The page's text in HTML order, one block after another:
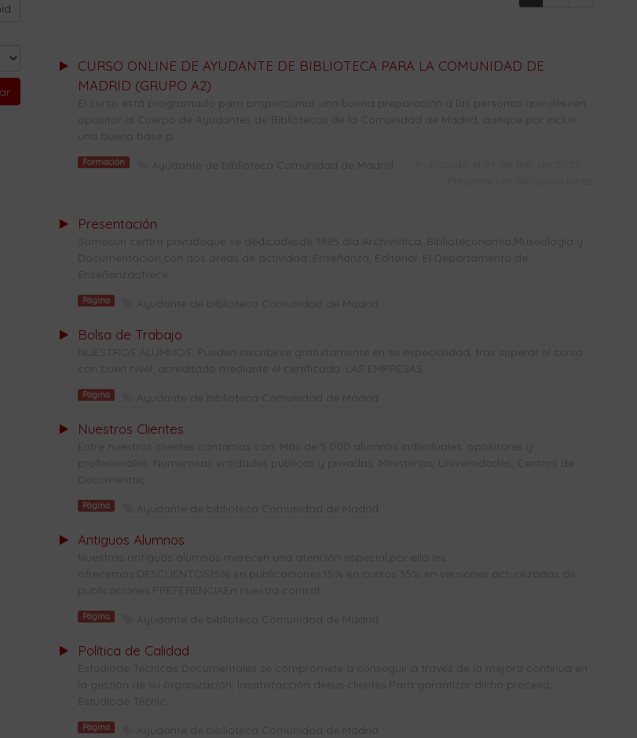
CURSO ONLINE DE AYUDANTE DE BIBLIOTECA PARA LA COMUNIDAD DE
MADRID (GRUPO A2)
El curso está programado para proporcionar una buena preparación a las personas que deseen
opositar al Cuerpo de Ayudantes de Bibliotecas de la Comunidad de Madrid, aunque por incluir
una buena base p...
Formación Ayudante de biblioteca Comunidad de Madrid
Presentación
Somosun centro privadoque se dedicadesde 1985 ala Archivística, Biblioteconomía,Museología y
Documentación,con dos áreas de actividad: Enseñanza, Editorial. El Departamento de
Enseñanzaofrece ...
Página Ayudante de biblioteca Comunidad de Madrid
Bolsa de Trabajo
NUESTROS ALUMNOS: Pueden inscribirse gratuitamente en su especialidad, tras superar el curso
con buen nivel, acreditado mediante el certificado. LAS EMPRESAS ...
Página Ayudante de biblioteca Comunidad de Madrid
Nuestros Clientes
Entre nuestros clientes contamos con: Más de 5.000 alumnos individuales: opositores y
profesionales. Numerosas entidades públicas y privadas: Ministerios, Universidades, Centros de
Documentac...
Página Ayudante de biblioteca Comunidad de Madrid
Antiguos Alumnos
Nuestros antiguos alumnos merecen una atención especial,por ello les
ofrecemos:DESCUENTOS15% en publicaciones.15% en cursos.35% en versiones actualizadas de
publicaciones.PREFERENCIAEn nuestra contrat...
Página Ayudante de biblioteca Comunidad de Madrid
Política de Calidad
Estudiode Técnicas Documentales se compromete a conseguir a través de la mejora continua en
la gestión de su organización, lasatisfacción desus clientes.Para garantizar dicho proceso,
Estudiode Técnic...
Página Ayudante de biblioteca Comunidad de Madrid